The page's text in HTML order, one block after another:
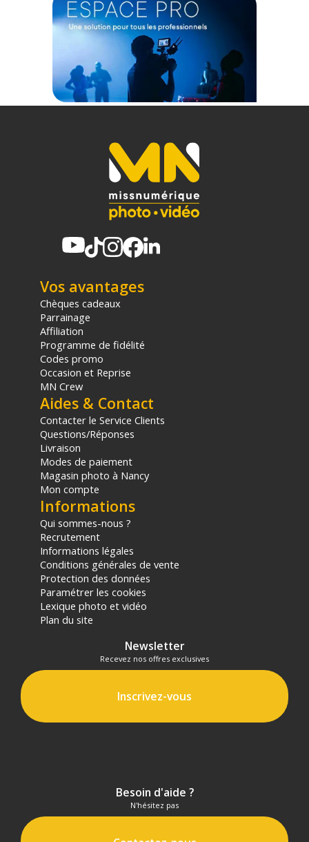
Hauteur maximum : 168,3 cm
Hauteur minimum sans base : 62,3 cm
Hauteur maximum sans base : 157,3 cm
Diamètre minimum : 2,5 cm
Diamètre maximum : 3,6 cm
Matériau : Fibre de Carbone
CONTENU DU CARTON
1 x Sirui P-424FS monopod
Offre valable jusqu'au 07-08-2026 inclus.
Code EAN Sirui P-424FS Monopode carbone avec base et
Garantie 6 ans
d'achat, sur la base d'une expédition Chronopost 24H vers un point
relais situé en France continentale uniquement, valable uniquement
sur les produits de moins de 1m et moins de 20Kg.
(2) Sous réserve d'éligibilité.
(3) Nombre de points Fidélité estimés, hors remises au panier, basé
sur le prix TTC en €, les points seront effectivement calculés dans le
panier.
Vos avantages
Chèques cadeaux
Parrainage
Affiliation
Programme de fidélité
Codes promo
Occasion et Reprise
MN Crew
Aides & Contact
Contacter le Service Clients
Questions/Réponses
Livraison
Modes de paiement
Magasin photo à Nancy
Mon compte
Informations
Qui sommes-nous ?
Recrutement
Informations légales
Conditions générales de vente
Protection des données
Paramétrer les cookies
Lexique photo et vidéo
Plan du site
Newsletter
Recevez nos offres exclusives
Inscrivez-vous
Besoin d'aide ?
N'hésitez pas